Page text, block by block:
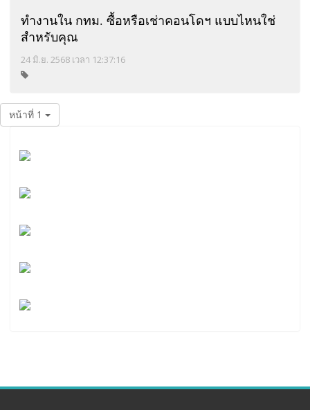
ทำงานใน กทม. ซื้อหรือเช่าคอนโดฯ แบบไหนใช่
สำหรับคุณ
24 มิ.ย. 2568 เวลา 12:37:16
หน้าที่ 1